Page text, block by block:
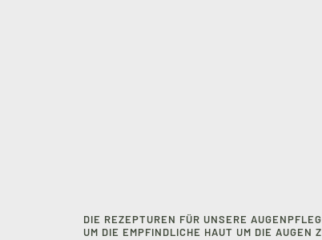
DIE REZEPTUREN FÜR UNSERE
UM DIE EMPFINDLICHE HAUT UM DIE AUGEN